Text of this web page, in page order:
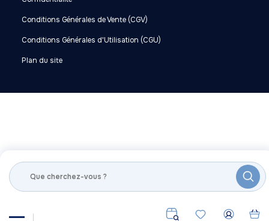
Conditions Générales de Vente (CGV)
Conditions Générales d'Utilisation (CGU)
Plan du site